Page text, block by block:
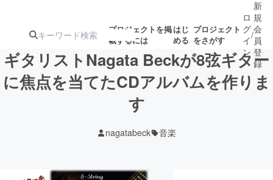
プロジェクトを掲
載するには
はじ
める
プロジェクト
をさがす
注目の新着プロ
ロ
グ
イ
ン
/
新
規
会
員
登
録
ギタリストNagata Beckが8弦ギター
に焦点を当てたCDアルバムを作りま
す
nagatabeck 音楽